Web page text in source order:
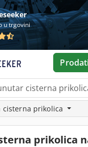
u trgovini
cisterna prikolica
prikolica